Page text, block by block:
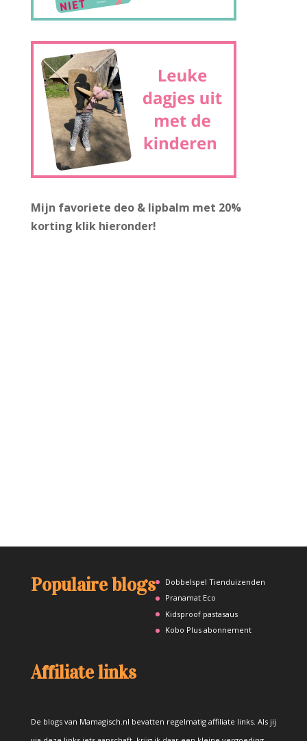
Mijn favoriete deo & lipbalm met 20%
korting klik hieronder!
Populaire blogs
Dobbelspel Tienduizenden
Pranamat Eco
Kidsproof pastasaus
Kobo Plus abonnement
Affiliate links
De blogs van Mamagisch.nl bevatten regelmatig affiliate links. Als jij